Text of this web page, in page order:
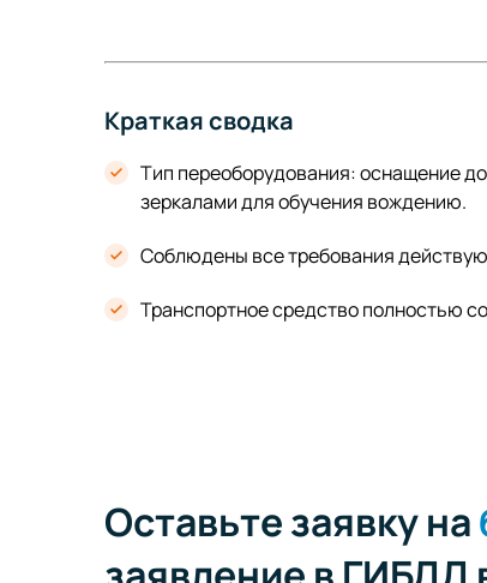
Краткая сводка
Тип переоборудования: оснащение
зеркалами для обучения вождению.
Соблюдены все требования
Транспортное средство полностью
Оставьте заявку на